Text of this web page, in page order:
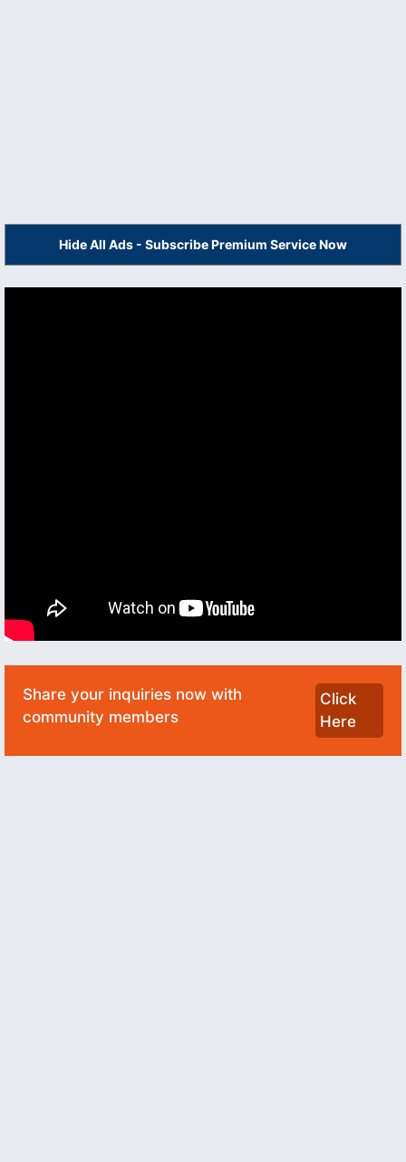
Hide All Ads - Subscribe Premium Service Now
Share your inquiries now with
community members
Click
Here